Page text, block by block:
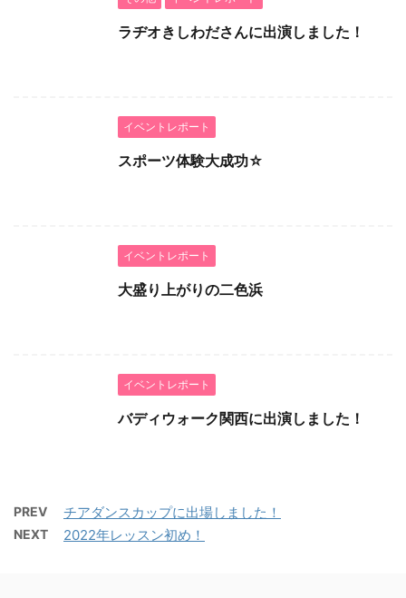
ラヂオきしわださんに出演しました！
イベントレポート
スポーツ体験大成功☆
イベントレポート
大盛り上がりの二色浜
イベントレポート
バディウォーク関西に出演しました！
PREV チアダンスカップに出場しました！
NEXT 2022年レッスン初め！